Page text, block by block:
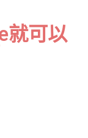
就可以